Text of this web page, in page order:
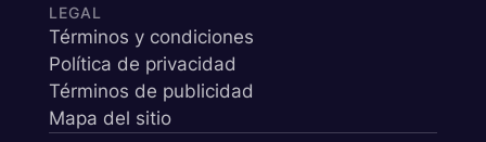
LEGAL
Términos y condiciones
Política de privacidad
Términos de publicidad
Mapa del sitio